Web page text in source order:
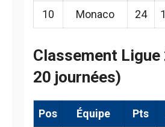
10 Monaco 24
Classement Ligue
20 journées)
Pos Équipe Pts